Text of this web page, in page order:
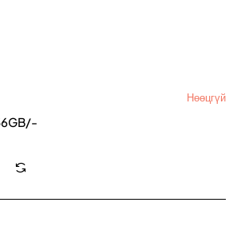
Нөөцгүй